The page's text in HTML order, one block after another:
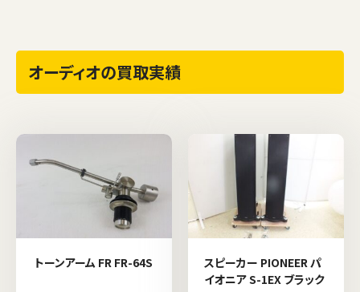
オーディオの買取実績
トーンアーム FR FR-64S
スピーカー PIONEER パ
イオニア S-1EX ブラック